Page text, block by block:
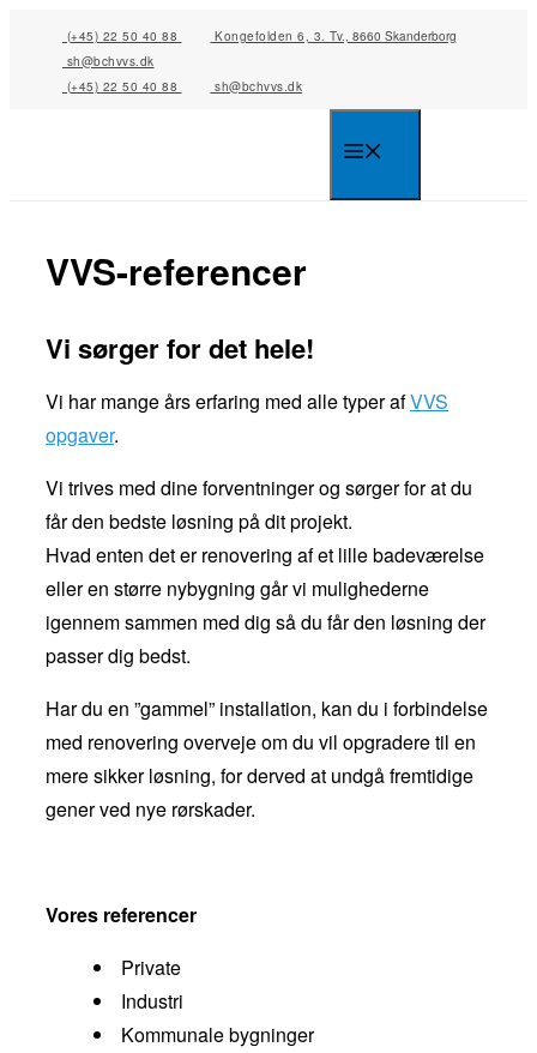
content
(+45) 22 50 40 88
Kongefolden 6, 3. Tv., 8660 Skanderborg
sh@bchvvs.dk
(+45) 22 50 40 88
sh@bchvvs.dk
Menu
VVS-referencer
Vi sørger for det hele!
Vi har mange års erfaring med alle typer afVVS
opgaver.
Vi trives med dine forventninger og sørger for at du
får den bedste løsning på dit projekt.
Hvad enten det er renovering af et lille badeværelse
eller en større nybygning går vi mulighederne
igennem sammen med dig så du får den løsning der
passer dig bedst.
Har du en ”gammel” installation, kan du i forbindelse
med renovering overveje om du vil opgradere til en
mere sikker løsning, for derved at undgå fremtidige
gener ved nye rørskader.
Vores referencer
Private
Industri
Kommunale bygninger